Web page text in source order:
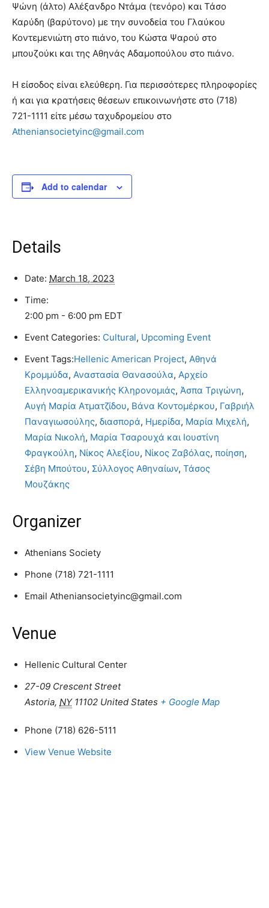
Ψώνη (άλτο) Αλέξανδρο Ντάμα (τενόρο) και Τάσο
Καρύδη (βαρύτονο) με την συνοδεία του Γλαύκου
Κοντεμενιώτη στο πιάνο, του Κώστα Ψαρού στο
μπουζούκι και της Αθηνάς Αδαμοπούλου στο πιάνο.
Η είσοδος είναι ελεύθερη. Για περισσότερες πληροφορίες
ή και για κρατήσεις θέσεων επικοινωνήστε στο (718)
721-1111 είτε μέσω ταχυδρομείου στο
Atheniansocietyinc@gmail.com
Add to calendar
Details
Date: March 18, 2023
Time:
2:00 pm - 6:00 pm EDT
Event Categories: Cultural, Upcoming Event
Event Tags:Hellenic American Project, Αθηνά
Κρομμύδα, Αναστασία Θανασούλα, Αρχείο
Ελληνοαμερικανικής Κληρονομιάς, Άσπα Τριγώνη,
Αυγή Μαρία Ατματζίδου, Βάνα Κοντομέρκου, Γαβριήλ
Παναγιωσούλης, διασπορά, Ημερίδα, Μαρία Μιχελή,
Μαρία Νικολή, Μαρία Τσαρουχά και Ιουστίνη
Φραγκούλη, Νίκος Αλεξίου, Νίκος Ζαβόλας, ποίηση,
Σέβη Μπούτου, Σύλλογος Αθηναίων, Τάσος
Μουζάκης
Organizer
Athenians Society
Phone (718) 721-1111
Email Atheniansocietyinc@gmail.com
Venue
Hellenic Cultural Center
27-09 Crescent Street
Astoria, NY 11102 United States + Google Map
Phone (718) 626-5111
View Venue Website